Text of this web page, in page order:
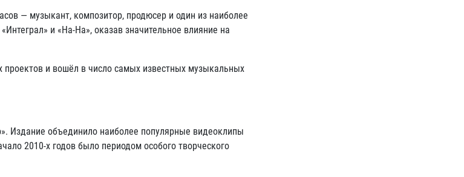
— музыкант, композитор, продюсер и один из наиболее
и «На-На», оказав значительное влияние на
проектов и вошёл в число самых известных музыкальных
Издание объединило наиболее популярные видеоклипы
2010-х годов было периодом особого творческого